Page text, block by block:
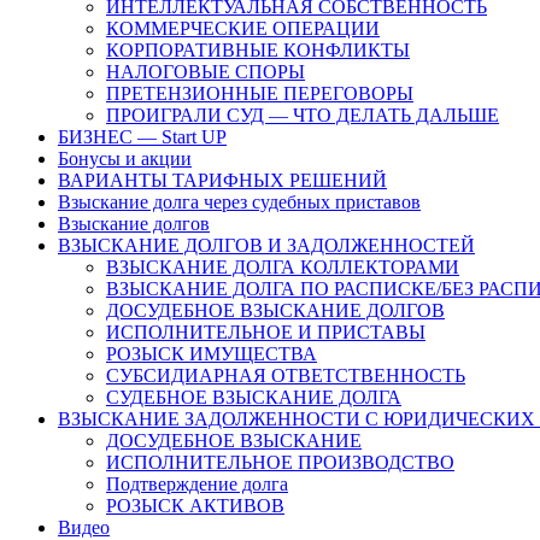
ИНТЕЛЛЕКТУАЛЬНАЯ СОБСТВЕННОСТЬ
КОММЕРЧЕСКИЕ ОПЕРАЦИИ
КОРПОРАТИВНЫЕ КОНФЛИКТЫ
НАЛОГОВЫЕ СПОРЫ
ПРЕТЕНЗИОННЫЕ ПЕРЕГОВОРЫ
ПРОИГРАЛИ СУД — ЧТО ДЕЛАТЬ ДАЛЬШЕ
БИЗНЕС — Start UP
Бонусы и акции
ВАРИАНТЫ ТАРИФНЫХ РЕШЕНИЙ
Взыскание долга через судебных приставов
Взыскание долгов
ВЗЫСКАНИЕ ДОЛГОВ И ЗАДОЛЖЕННОСТЕЙ
ВЗЫСКАНИЕ ДОЛГА КОЛЛЕКТОРАМИ
ВЗЫСКАНИЕ ДОЛГА ПО РАСПИСКЕ/БЕЗ
ДОСУДЕБНОЕ ВЗЫСКАНИЕ ДОЛГОВ
ИСПОЛНИТЕЛЬНОЕ И ПРИСТАВЫ
РОЗЫСК ИМУЩЕСТВА
СУБСИДИАРНАЯ ОТВЕТСТВЕННОСТЬ
СУДЕБНОЕ ВЗЫСКАНИЕ ДОЛГА
ВЗЫСКАНИЕ ЗАДОЛЖЕННОСТИ С ЮРИДИЧЕСКИХ
ДОСУДЕБНОЕ ВЗЫСКАНИЕ
ИСПОЛНИТЕЛЬНОЕ ПРОИЗВОДСТВО
Подтверждение долга
РОЗЫСК АКТИВОВ
Видео